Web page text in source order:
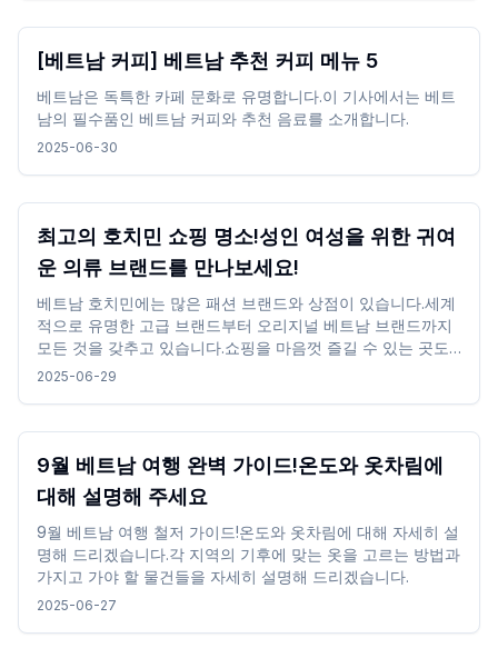
[베트남 커피] 베트남 추천 커피 메뉴 5
베트남은 독특한 카페 문화로 유명합니다.이 기사에서는 베트
남의 필수품인 베트남 커피와 추천 음료를 소개합니다.
2025-06-30
최고의 호치민 쇼핑 명소!성인 여성을 위한 귀여
운 의류 브랜드를 만나보세요!
베트남 호치민에는 많은 패션 브랜드와 상점이 있습니다.세계
적으로 유명한 고급 브랜드부터 오리지널 베트남 브랜드까지
모든 것을 갖추고 있습니다.쇼핑을 마음껏 즐길 수 있는 곳도
많이 있습니다.호치민시의 성인 여성을 위한 귀여운 패션 의류
2025-06-29
9월 베트남 여행 완벽 가이드!온도와 옷차림에
대해 설명해 주세요
9월 베트남 여행 철저 가이드!온도와 옷차림에 대해 자세히 설
명해 드리겠습니다.각 지역의 기후에 맞는 옷을 고르는 방법과
가지고 가야 할 물건들을 자세히 설명해 드리겠습니다.
2025-06-27